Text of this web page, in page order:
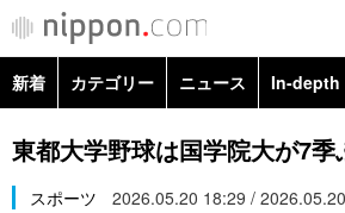
新着 カテゴリー ニュース In-depth
政治・外交
経済・ビジネス
東都大学野球は国学院大が7季
スポーツ 2026.05.20 18:29 /